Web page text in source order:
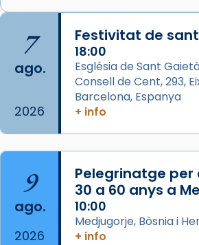
Memòria de les santes
Semproniana, verges i
Acompanyant la història de
partir de l’Edat Mitjana
que les santes Juliana
Semproniana (“relatiu a
eterna”) són deixebles seves. I
frare Joan Gaspar Roig,
que les santes són filles de
Mataró en reivindicarà les
...Ver más
Foto
View on Facebook
7
ago.
2026
Festivitat de
18:00
Església de Sant
Consell de Cent, 293,
Barcelona, Espanya
+ info
9
ago.
2026
Pelegrinatge per
30 a 60 anys a
10:00
Medjugorje, Bòsnia i
+ info